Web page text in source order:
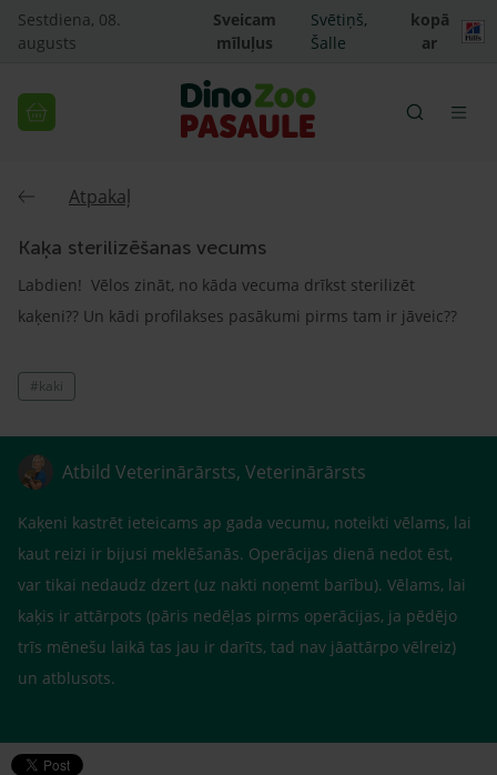
Sestdiena, 08.
augusts
Sveicam
mīluļus
Svētiņš,
Šalle
kopā
ar
Atpakaļ
Kaķa sterilizēšanas vecums
Labdien! Vēlos zināt, no kāda vecuma drīkst sterilizēt
kaķeni?? Un kādi profilakses pasākumi pirms tam ir jāveic??
#kaki
Atbild Veterinārārsts, Veterinārārsts
Kaķeni kastrēt ieteicams ap gada vecumu, noteikti vēlams, lai
kaut reizi ir bijusi meklēšanās. Operācijas dienā nedot ēst,
var tikai nedaudz dzert (uz nakti noņemt barību). Vēlams, lai
kaķis ir attārpots (pāris nedēļas pirms operācijas, ja pēdējo
trīs mēnešu laikā tas jau ir darīts, tad nav jāattārpo vēlreiz)
un atblusots.